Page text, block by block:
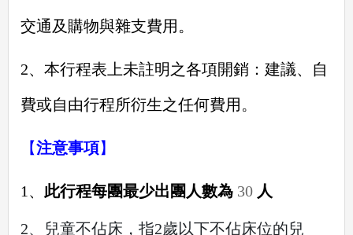
交通及購物與雜支費用。
2、本行程表上未註明之各項開銷：建議、自
費或自由行程所衍生之任何費用。
【注意事項】
1、 此行程每團最少出團人數為 30 人
2、兒童不佔床，指2歲以下不佔床位的兒